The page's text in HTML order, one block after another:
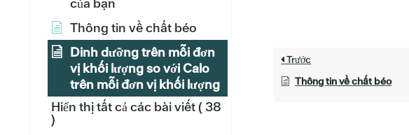
Thông tin về chất béo
Dinh dưỡng trên mỗi đơn
vị khối lượng so với Calo
trên mỗi đơn vị khối lượng
Hiển thị tất cả các bài viết( 38
)
Trước
Thông tin về chất béo